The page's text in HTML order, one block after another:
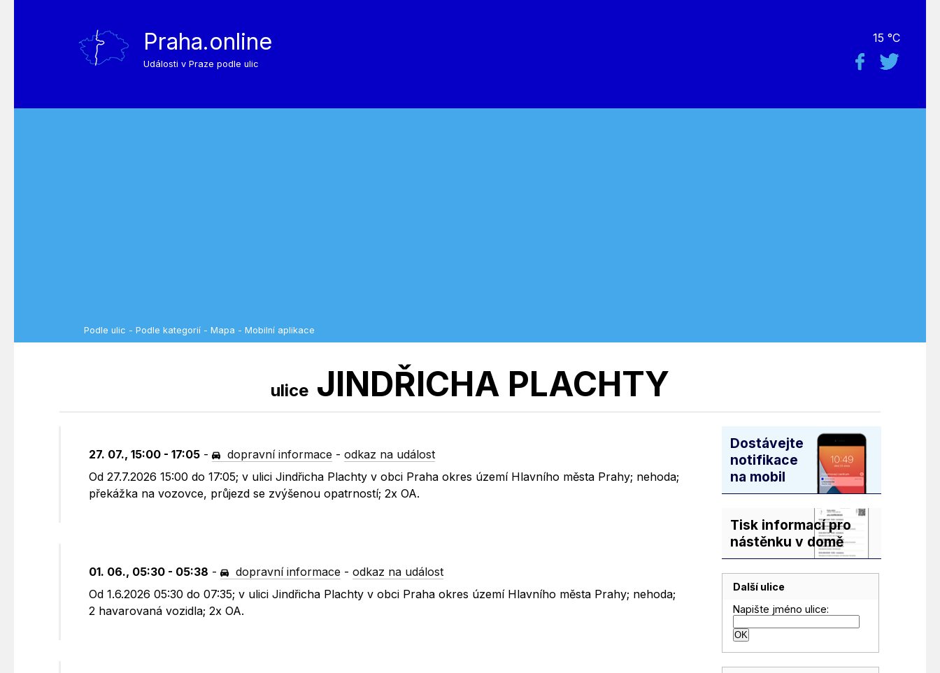
Praha.online
Události v Praze podle ulic
15 °C
Podle ulic - Podle kategorií - Mapa - Mobilní aplikace
ulice JINDŘICHA PLACHTY
27. 07., 15:00 - 17:05 - dopravní informace -odkaz na událost
Od 27.7.2026 15:00 do 17:05; v ulici Jindřicha Plachty v obci Praha okres území Hlavního města Prahy; nehoda;
překážka na vozovce, průjezd se zvýšenou opatrností; 2x OA.
01. 06., 05:30 - 05:38 - dopravní informace -odkaz na událost
Od 1.6.2026 05:30 do 07:35; v ulici Jindřicha Plachty v obci Praha okres území Hlavního města Prahy; nehoda;
2 havarovaná vozidla; 2x OA.
Dostávejte
notifikace
na mobil
Tisk informací pro
nástěnku v domě
Další ulice
Napište jméno ulice: